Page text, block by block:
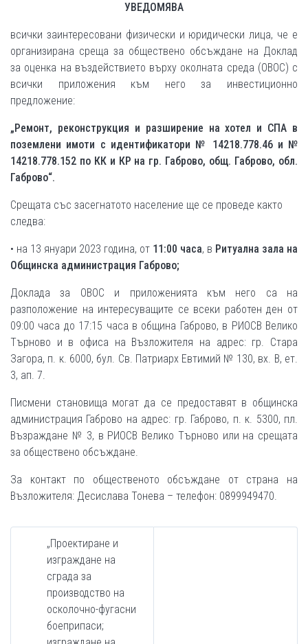
УВЕДОМЯВА
всички заинтересовани физически и юридически лица, че е
организирана среща за обществено обсъждане на Доклад
за оценка на въздействието върху околната среда (ОВОС) с
всички приложения към него за инвестиционно
предложение:
„Ремонт, реконструкция и разширение на хотел и СПА в
поземлени имоти с идентификатори № 14218.778.46 и №
14218.778.152 по КК и КР на гр. Габрово, общ. Габрово, обл.
Габрово“.
Срещата със засегнатото население ще се проведе както
следва:
• на 13 януари 2023 година, от 11:00 часа, в Ритуална зала на
Общинска администрация Габрово;
Доклада за ОВОС и приложенията към него са на
разположение на интересуващите се всеки работен ден от
09:00 часа до 17:15 часа в община Габрово, в РИОСВ Велико
Търново и в офиса на Възложителя на адрес: гр. Стара
Загора, п. к. 6000, бул. Св. Патриарх Евтимий № 130, вх. В, ет.
3, ап. 7.
Писмени становища могат да се предоставят в общинска
администрация Габрово на адрес: гр. Габрово, п. к. 5300, пл.
Възраждане № 3, в РИОСВ Велико Търново или на срещата
за обществено обсъждане.
За контакт по общественото обсъждане от страна на
Възложителя: Десислава Тонева – телефон: 0899949470.
„Проектиране и
изграждане на
сграда за
производство на
осколочно-фугасни
боеприпаси;